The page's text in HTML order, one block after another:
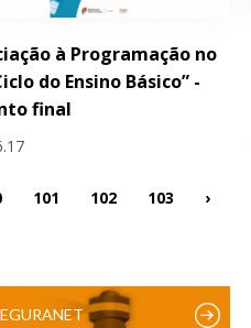
à Programação no
do Ensino Básico” -
final
101 102 103 ›